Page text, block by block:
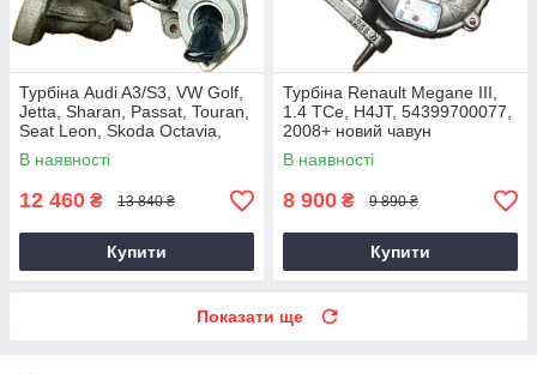
Турбіна Audi A3/S3, VW Golf,
Jetta, Sharan, Passat, Touran,
Seat Leon, Skoda Octavia,
Superb 2.0 TDI, CKRA
В наявності
12 460 ₴ 13 840 ₴
Купити
Турбіна Renault Megane III,
1.4 TCe, H4JT, 54399700077,
2008+ новий чавун
В наявності
8 900 ₴ 9 890 ₴
Купити
Показати ще